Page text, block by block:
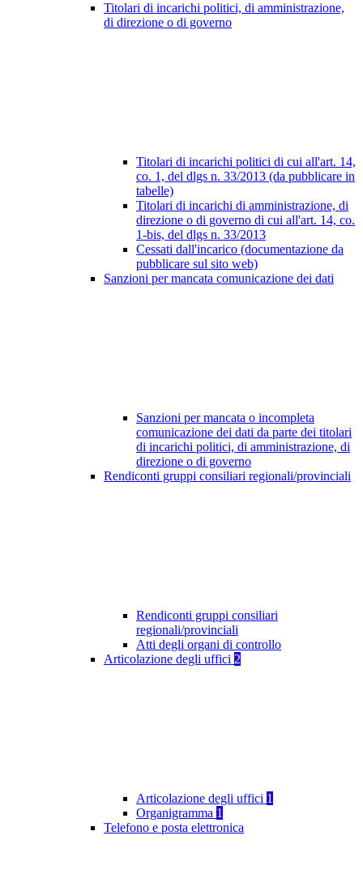
Titolari di incarichi politici, di amministrazione,
di direzione o di governo
Titolari di incarichi politici di cui all'art. 14,
co. 1, del dlgs n. 33/2013 (da pubblicare in
tabelle)
Titolari di incarichi di amministrazione, di
direzione o di governo di cui all'art. 14, co.
1-bis, del dlgs n. 33/2013
Cessati dall'incarico (documentazione da
pubblicare sul sito web)
Sanzioni per mancata comunicazione dei dati
Sanzioni per mancata o incompleta
comunicazione dei dati da parte dei titolari
di incarichi politici, di amministrazione, di
direzione o di governo
Rendiconti gruppi consiliari regionali/provinciali
Rendiconti gruppi consiliari
regionali/provinciali
Atti degli organi di controllo
Articolazione degli uffici 2
Articolazione degli uffici 1
Organigramma 1
Telefono e posta elettronica